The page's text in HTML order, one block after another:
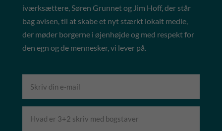
iværksættere, Søren Grunnet og Jim Hoff, der står
bag avisen, til at skabe et nyt stærkt lokalt medie,
der møder borgerne i øjenhøjde og med respekt for
den egn og de mennesker, vi lever på.